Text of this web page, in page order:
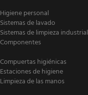
Higiene personal
Sistemas de lavado
Sistemas de limpieza industrial
Componentes
Compuertas higiénicas
Estaciones de higiene
Limpieza de las manos